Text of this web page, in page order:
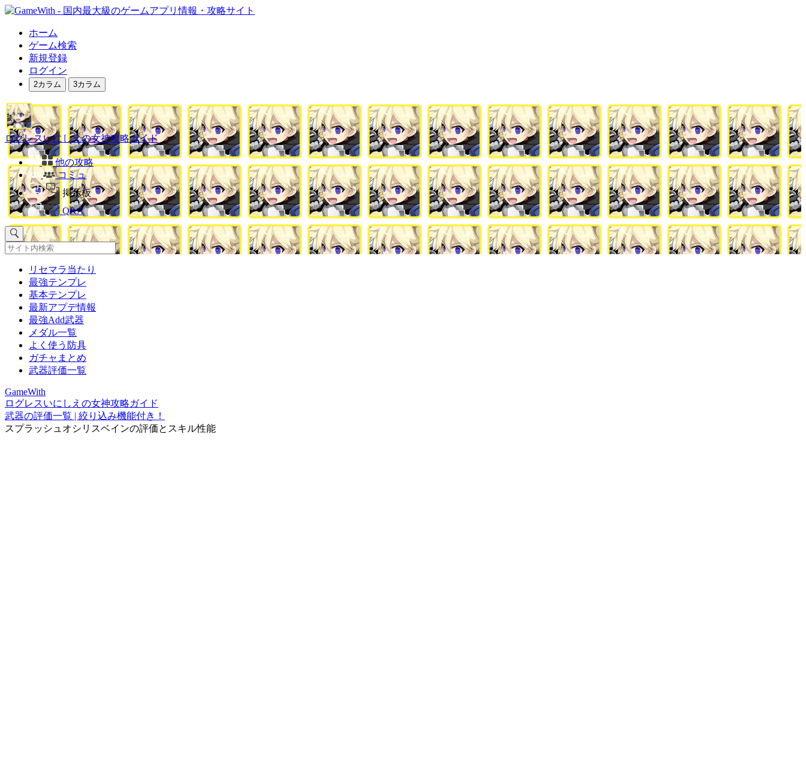
ホーム
ゲーム検索
新規登録
ログイン
2カラム 3カラム
ログレスいにしえの女神攻略ガイド
他の攻略
コミュ
掲示板
Q&A
リセマラ当たり
最強テンプレ
基本テンプレ
最新アプデ情報
最強Add武器
メダル一覧
よく使う防具
ガチャまとめ
武器評価一覧
GameWith
ログレスいにしえの女神攻略ガイド
武器の評価一覧 | 絞り込み機能付き！
スプラッシュオシリスベインの評価とスキル性能